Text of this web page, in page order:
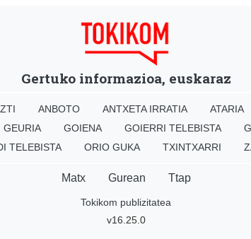
Gertuko informazioa, euskaraz
ANBOTO ANTXETA IRRATIA ATARIA
GEURIA GOIENA GOIERRI TELEBISTA
TELEBISTA ORIO GUKA TXINTXARRI
Matx Gurean Ttap
Tokikom publizitatea
v16.25.0